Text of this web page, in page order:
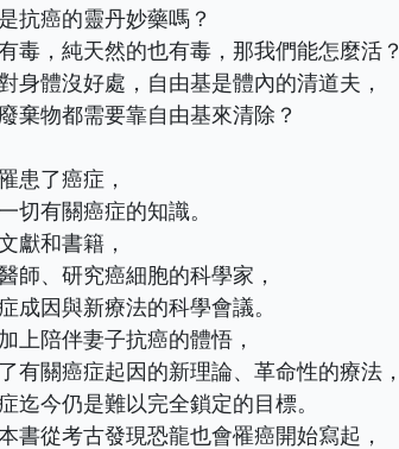
抗癌的靈丹妙藥嗎？
毒，純天然的也有毒，那我們能怎麼活？
身體沒好處，自由基是體內的清道夫，
棄物都需要靠自由基來清除？
患了癌症，
切有關癌症的知識。
獻和書籍，
師、研究癌細胞的科學家，
成因與新療法的科學會議。
上陪伴妻子抗癌的體悟，
有關癌症起因的新理論、革命性的療法，
迄今仍是難以完全鎖定的目標。
書從考古發現恐龍也會罹癌開始寫起，